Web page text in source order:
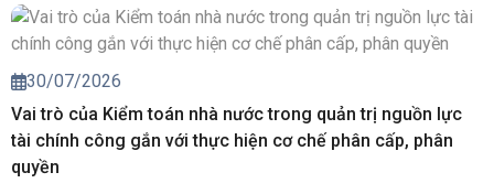
30/07/2026
Vai trò của Kiểm toán nhà nước trong quản trị nguồn lực
tài chính công gắn với thực hiện cơ chế phân cấp, phân
quyền